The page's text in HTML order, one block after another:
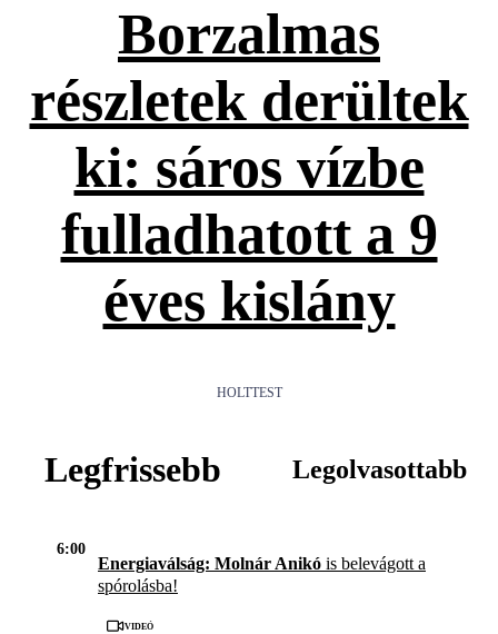
Borzalmas
részletek derültek
ki: sáros vízbe
fulladhatott a 9
éves kislány
HOLTTEST
Legfrissebb Legolvasottabb
6:00
Energiaválság: Molnár Anikó is belevágott a
spórolásba!
Videó